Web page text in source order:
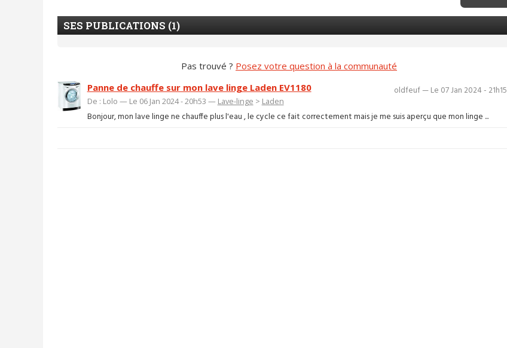
SES PUBLICATIONS (1)
Pas trouvé ? Posez votre question à la communauté
oldfeuf — Le 07 Jan 2024 - 21h15
Panne de chauffe sur mon lave linge Laden EV1180
De : Lolo — Le 06 Jan 2024 - 20h53 — Lave-linge > Laden
Bonjour, mon lave linge ne chauffe plus l'eau , le cycle ce fait correctement mais je me suis aperçu que mon linge ...